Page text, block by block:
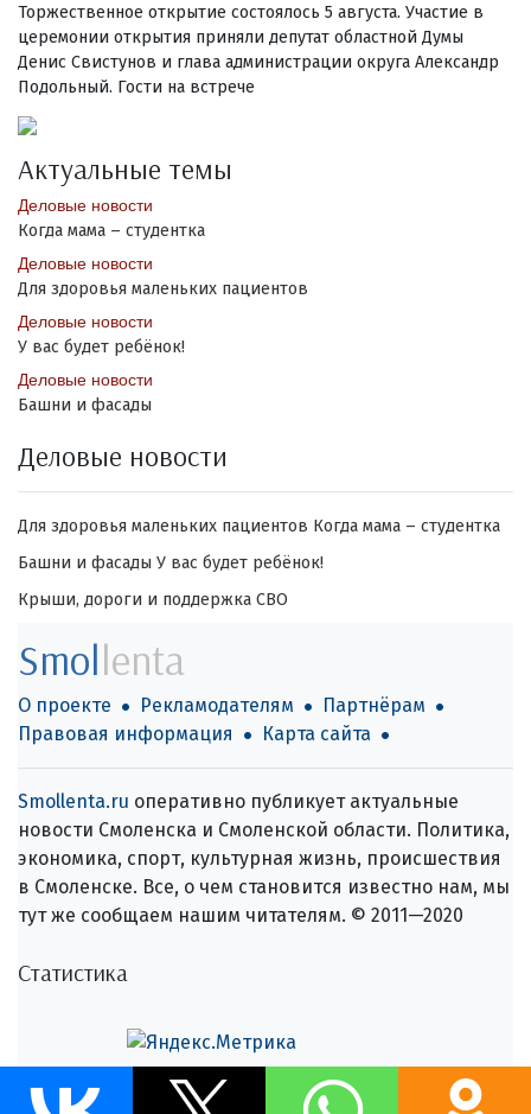
Торжественное открытие состоялось 5 августа. Участие в
церемонии открытия приняли депутат областной Думы
Денис Свистунов и глава администрации округа Александр
Подольный. Гости на встрече
Актуальные темы
Деловые новости
Когда мама – студентка
Деловые новости
Для здоровья маленьких пациентов
Деловые новости
У вас будет ребёнок!
Деловые новости
Башни и фасады
Деловые новости
Для здоровья маленьких пациентов Когда мама – студентка
Башни и фасады У вас будет ребёнок!
Крыши, дороги и поддержка СВО
Smollenta
О проекте Рекламодателям
Партнёрам
Правовая информация
Карта сайта
Smollenta.ru оперативно публикует актуальные
новости Смоленска и Смоленской области. Политика,
экономика, спорт, культурная жизнь, происшествия
в Смоленске. Все, о чем становится известно нам, мы
тут же сообщаем нашим читателям. © 2011—2020
Статистика